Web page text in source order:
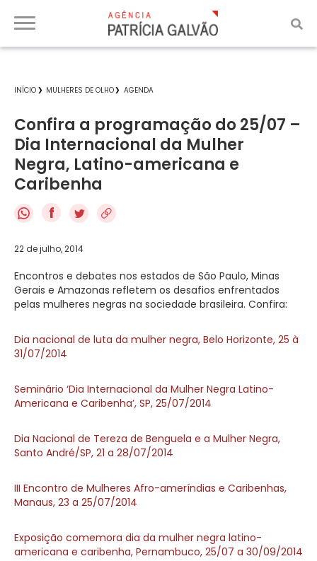
INÍCIO MULHERES DE OLHO AGENDA
Confira a programação do 25/07 –
Dia Internacional da Mulher
Negra, Latino-americana e
Caribenha
f
22 de julho, 2014
Encontros e debates nos estados de São Paulo, Minas
Gerais e Amazonas refletem os desafios enfrentados
pelas mulheres negras na sociedade brasileira. Confira:
Dia nacional de luta da mulher negra, Belo Horizonte, 25 à
31/07/2014
Seminário ‘Dia Internacional da Mulher Negra Latino-
Americana e Caribenha’, SP, 25/07/2014
Dia Nacional de Tereza de Benguela e a Mulher Negra,
Santo André/SP, 21 a 28/07/2014
III Encontro de Mulheres Afro-ameríndias e Caribenhas,
Manaus, 23 a 25/07/2014
Exposição comemora dia da mulher negra latino-
americana e caribenha, Pernambuco, 25/07 a 30/09/2014